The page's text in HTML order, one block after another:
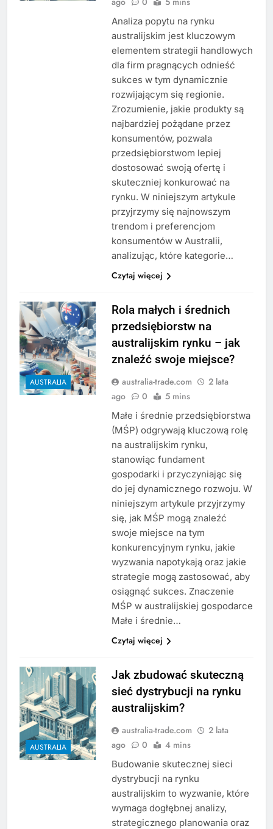
Analiza popytu na rynku
australijskim jest kluczowym
elementem strategii handlowych
dla firm pragnących odnieść
sukces w tym dynamicznie
rozwijającym się regionie.
Zrozumienie, jakie produkty są
najbardziej pożądane przez
konsumentów, pozwala
przedsiębiorstwom lepiej
dostosować swoją ofertę i
skuteczniej konkurować na
rynku. W niniejszym artykule
przyjrzymy się najnowszym
trendom i preferencjom
konsumentów w Australii,
analizując, które kategorie…
Czytaj więcej
AUSTRALIA
Rola małych i średnich
przedsiębiorstw na
australijskim rynku – jak
znaleźć swoje miejsce?
australia-trade.com
2 lata
ago
0 5 mins
Małe i średnie przedsiębiorstwa
(MŚP) odgrywają kluczową rolę
na australijskim rynku,
stanowiąc fundament
gospodarki i przyczyniając się
do jej dynamicznego rozwoju. W
niniejszym artykule przyjrzymy
się, jak MŚP mogą znaleźć
swoje miejsce na tym
konkurencyjnym rynku, jakie
wyzwania napotykają oraz jakie
strategie mogą zastosować, aby
osiągnąć sukces. Znaczenie
MŚP w australijskiej gospodarce
Małe i średnie…
Czytaj więcej
AUSTRALIA
Jak zbudować skuteczną
sieć dystrybucji na rynku
australijskim?
australia-trade.com
2 lata
ago
0 4 mins
Budowanie skutecznej sieci
dystrybucji na rynku
australijskim to wyzwanie, które
wymaga dogłębnej analizy,
strategicznego planowania oraz